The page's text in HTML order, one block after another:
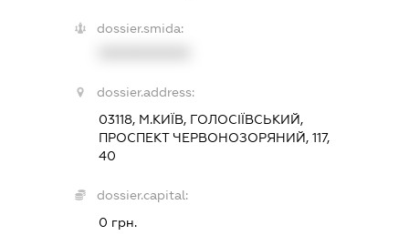
dossier.smida:
dossier.address:
03118, М.КИЇВ, ГОЛОСІЇВСЬКИЙ,
ПРОСПЕКТ ЧЕРВОНОЗОРЯНИЙ, 117,
40
dossier.capital:
0 грн.